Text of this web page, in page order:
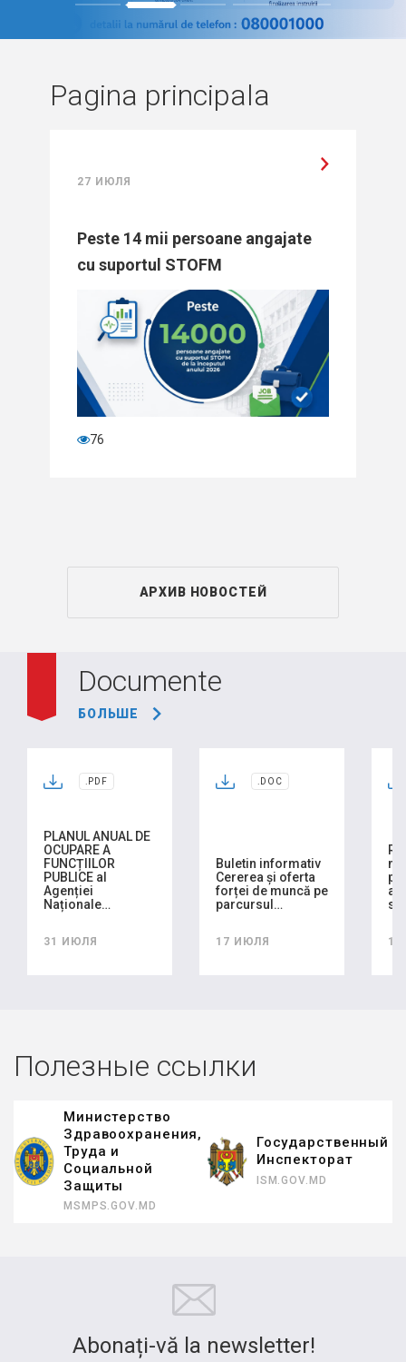
1 2 3 4 5
Pagina principala
27 ИЮЛЯ
Peste 14 mii persoane angajate
cu suportul STOFM
76
АРХИВ НОВОСТЕЙ
Documente
БОЛЬШЕ
.PDF
PLANUL ANUAL DE
OCUPARE A
FUNCȚIILOR
PUBLICE al
Agenției
Naționale…
31 ИЮЛЯ
.DOC
Buletin informativ
Cererea și oferta
forței de muncă pe
parcursul…
17 ИЮЛЯ
Полезные ссылки
Министерство
Здравоохранения,
Труда и
Социальной
Защиты
MSMPS.GOV.MD
Государственный
Инспекторат
ISM.GOV.MD
Abonați-vă la newsletter!